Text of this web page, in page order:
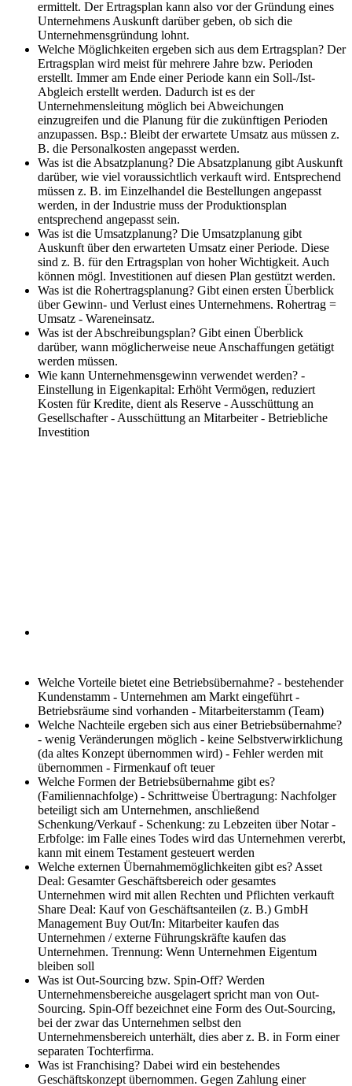
ermittelt. Der Ertragsplan kann also vor der Gründung eines
Unternehmens Auskunft darüber geben, ob sich die
Unternehmensgründung lohnt.
Welche Möglichkeiten ergeben sich aus dem Ertragsplan? Der
Ertragsplan wird meist für mehrere Jahre bzw. Perioden
erstellt. Immer am Ende einer Periode kann ein Soll-/Ist-
Abgleich erstellt werden. Dadurch ist es der
Unternehmensleitung möglich bei Abweichungen
einzugreifen und die Planung für die zukünftigen Perioden
anzupassen. Bsp.: Bleibt der erwartete Umsatz aus müssen z.
B. die Personalkosten angepasst werden.
Was ist die Absatzplanung? Die Absatzplanung gibt Auskunft
darüber, wie viel voraussichtlich verkauft wird. Entsprechend
müssen z. B. im Einzelhandel die Bestellungen angepasst
werden, in der Industrie muss der Produktionsplan
entsprechend angepasst sein.
Was ist die Umsatzplanung? Die Umsatzplanung gibt
Auskunft über den erwarteten Umsatz einer Periode. Diese
sind z. B. für den Ertragsplan von hoher Wichtigkeit. Auch
können mögl. Investitionen auf diesen Plan gestützt werden.
Was ist die Rohertragsplanung? Gibt einen ersten Überblick
über Gewinn- und Verlust eines Unternehmens. Rohertrag =
Umsatz - Wareneinsatz.
Was ist der Abschreibungsplan? Gibt einen Überblick
darüber, wann möglicherweise neue Anschaffungen getätigt
werden müssen.
Wie kann Unternehmensgewinn verwendet werden? -
Einstellung in Eigenkapital: Erhöht Vermögen, reduziert
Kosten für Kredite, dient als Reserve - Ausschüttung an
Gesellschafter - Ausschüttung an Mitarbeiter - Betriebliche
Investition
Welche Vorteile bietet eine Betriebsübernahme? - bestehender
Kundenstamm - Unternehmen am Markt eingeführt -
Betriebsräume sind vorhanden - Mitarbeiterstamm (Team)
Welche Nachteile ergeben sich aus einer Betriebsübernahme?
- wenig Veränderungen möglich - keine Selbstverwirklichung
(da altes Konzept übernommen wird) - Fehler werden mit
übernommen - Firmenkauf oft teuer
Welche Formen der Betriebsübernahme gibt es?
(Familiennachfolge) - Schrittweise Übertragung: Nachfolger
beteiligt sich am Unternehmen, anschließend
Schenkung/Verkauf - Schenkung: zu Lebzeiten über Notar -
Erbfolge: im Falle eines Todes wird das Unternehmen vererbt,
kann mit einem Testament gesteuert werden
Welche externen Übernahmemöglichkeiten gibt es? Asset
Deal: Gesamter Geschäftsbereich oder gesamtes
Unternehmen wird mit allen Rechten und Pflichten verkauft
Share Deal: Kauf von Geschäftsanteilen (z. B.) GmbH
Management Buy Out/In: Mitarbeiter kaufen das
Unternehmen / externe Führungskräfte kaufen das
Unternehmen. Trennung: Wenn Unternehmen Eigentum
bleiben soll
Was ist Out-Sourcing bzw. Spin-Off? Werden
Unternehmensbereiche ausgelagert spricht man von Out-
Sourcing. Spin-Off bezeichnet eine Form des Out-Sourcing,
bei der zwar das Unternehmen selbst den
Unternehmensbereich unterhält, dies aber z. B. in Form einer
separaten Tochterfirma.
Was ist Franchising? Dabei wird ein bestehendes
Geschäftskonzept übernommen. Gegen Zahlung einer